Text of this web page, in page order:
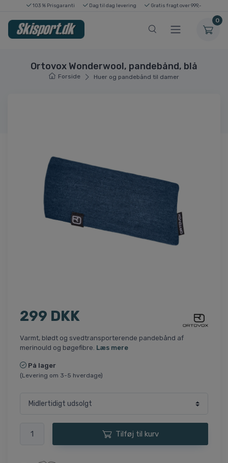
103 % Prisgaranti Dag til dag levering Gratis fragt over 999,-
0
Ortovox Wonderwool, pandebånd, blå
Forside Huer og pandebånd til damer
299 DKK
Varmt, blødt og svedtransporterende pandebånd af
merinould og bøgefibre. Læs mere
På lager
(Levering om 3-5 hverdage)
Tilføj til kurv